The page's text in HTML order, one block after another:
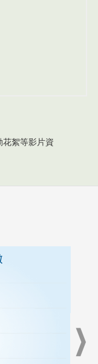
絮等影片資